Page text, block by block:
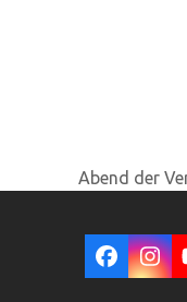
Nächster
Abend der